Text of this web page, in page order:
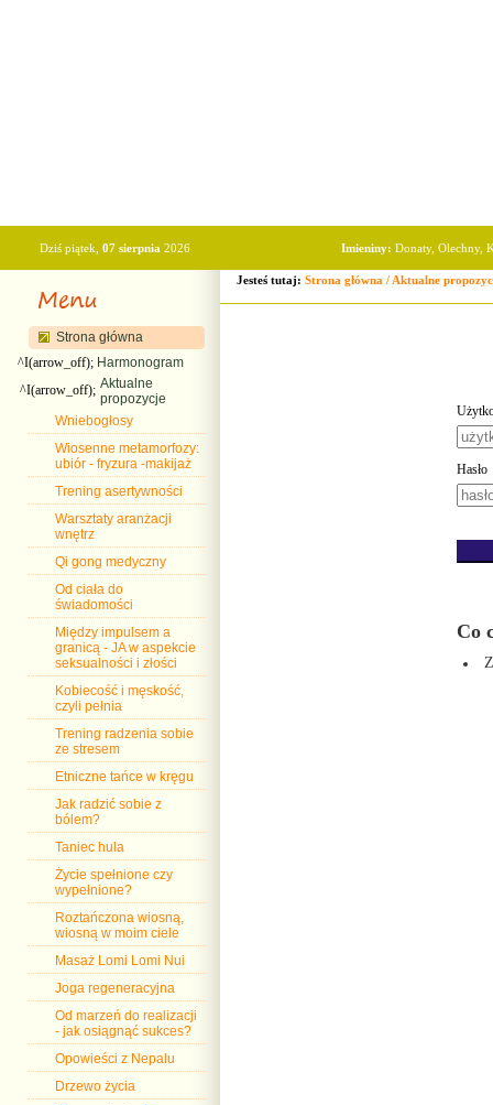
Dziś piątek, 07 sierpnia 2026 Imieniny: Donaty, Olechny,
Strona główna
^I(arrow_off); Harmonogram
^I(arrow_off); Aktualne
propozycje
Wniebogłosy
Wiosenne metamorfozy:
ubiór - fryzura -makijaż
Trening asertywności
Warsztaty aranżacji
wnętrz
Qi gong medyczny
Od ciała do
świadomości
Między impulsem a
granicą - JA w aspekcie
seksualności i złości
Kobiecość i męskość,
czyli pełnia
Trening radzenia sobie
ze stresem
Etniczne tańce w kręgu
Jak radzić sobie z
bólem?
Taniec hula
Życie spełnione czy
wypełnione?
Roztańczona wiosną,
wiosną w moim ciele
Masaż Lomi Lomi Nui
Joga regeneracyjna
Od marzeń do realizacji
- jak osiągnąć sukces?
Opowieści z Nepalu
Drzewo życia
Jesteś tutaj: Strona główna / Aktualne
Hasło
Co